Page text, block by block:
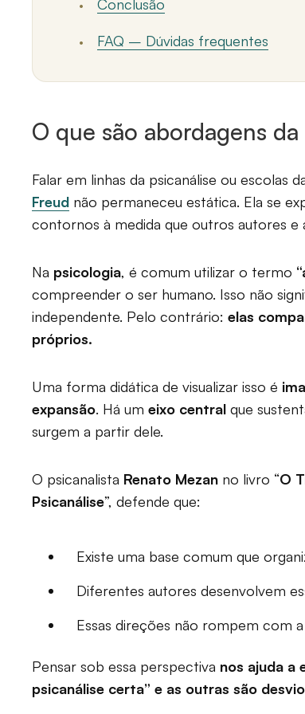
Conclusão
FAQ – Dúvidas frequentes
O que são abordagens
Falar em linhas da psicanálise ou escolas
Freud não permaneceu estática. Ela se
contornos à medida que outros autores e
Na psicologia, é comum utilizar o termo
compreender o ser humano. Isso não
independente. Pelo contrário: elas
próprios.
Uma forma didática de visualizar isso é
expansão. Há um eixo central que
surgem a partir dele.
O psicanalista Renato Mezan no livro “O
Psicanálise”, defende que:
Existe uma base comum que
Diferentes autores desenvolvem
Essas direções não rompem com
Pensar sob essa perspectiva nos ajuda a
psicanálise certa” e as outras são